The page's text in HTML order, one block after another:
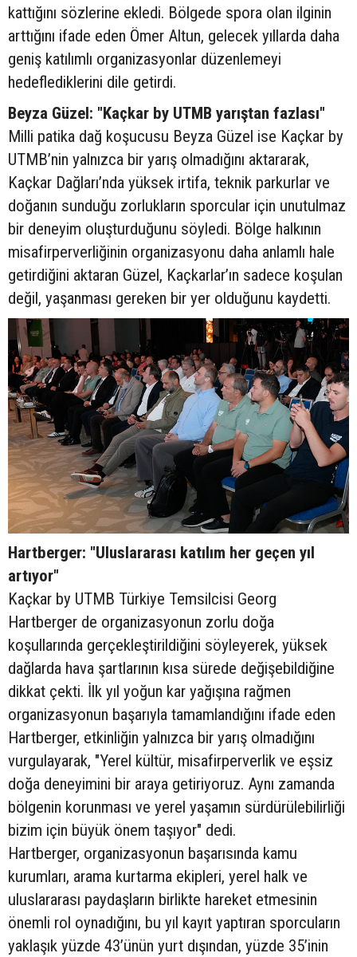
kattığını sözlerine ekledi. Bölgede spora olan ilginin
arttığını ifade eden Ömer Altun, gelecek yıllarda daha
geniş katılımlı organizasyonlar düzenlemeyi
hedeflediklerini dile getirdi.
Beyza Güzel: "Kaçkar by UTMB yarıştan fazlası"
Milli patika dağ koşucusu Beyza Güzel ise Kaçkar by
UTMB’nin yalnızca bir yarış olmadığını aktararak,
Kaçkar Dağları’nda yüksek irtifa, teknik parkurlar ve
doğanın sunduğu zorlukların sporcular için unutulmaz
bir deneyim oluşturduğunu söyledi. Bölge halkının
misafirperverliğinin organizasyonu daha anlamlı hale
getirdiğini aktaran Güzel, Kaçkarlar’ın sadece koşulan
değil, yaşanması gereken bir yer olduğunu kaydetti.
Hartberger: "Uluslararası katılım her geçen yıl
artıyor"
Kaçkar by UTMB Türkiye Temsilcisi Georg
Hartberger de organizasyonun zorlu doğa
koşullarında gerçekleştirildiğini söyleyerek, yüksek
dağlarda hava şartlarının kısa sürede değişebildiğine
dikkat çekti. İlk yıl yoğun kar yağışına rağmen
organizasyonun başarıyla tamamlandığını ifade eden
Hartberger, etkinliğin yalnızca bir yarış olmadığını
vurgulayarak, "Yerel kültür, misafirperverlik ve eşsiz
doğa deneyimini bir araya getiriyoruz. Aynı zamanda
bölgenin korunması ve yerel yaşamın sürdürülebilirliği
bizim için büyük önem taşıyor" dedi.
Hartberger, organizasyonun başarısında kamu
kurumları, arama kurtarma ekipleri, yerel halk ve
uluslararası paydaşların birlikte hareket etmesinin
önemli rol oynadığını, bu yıl kayıt yaptıran sporcuların
yaklaşık yüzde 43’ünün yurt dışından, yüzde 35’inin